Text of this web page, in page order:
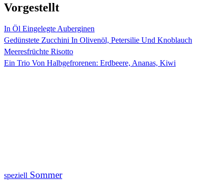
Vorgestellt
In Öl Eingelegte Auberginen
Gedünstete Zucchini In Olivenöl, Petersilie Und Knoblauch
Meeresfrüchte Risotto
Ein Trio Von Halbgefrorenen: Erdbeere, Ananas, Kiwi
speziell Sommer